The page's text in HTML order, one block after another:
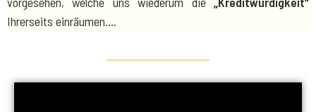
Ihrerseits einräumen….